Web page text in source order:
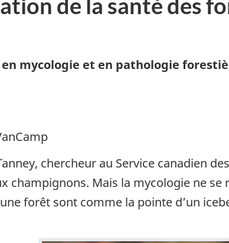
de la santé des
en mycologie et en pathologie
chercheur au Service canadien
champignons. Mais la mycologie ne
forêt sont comme la pointe d’un